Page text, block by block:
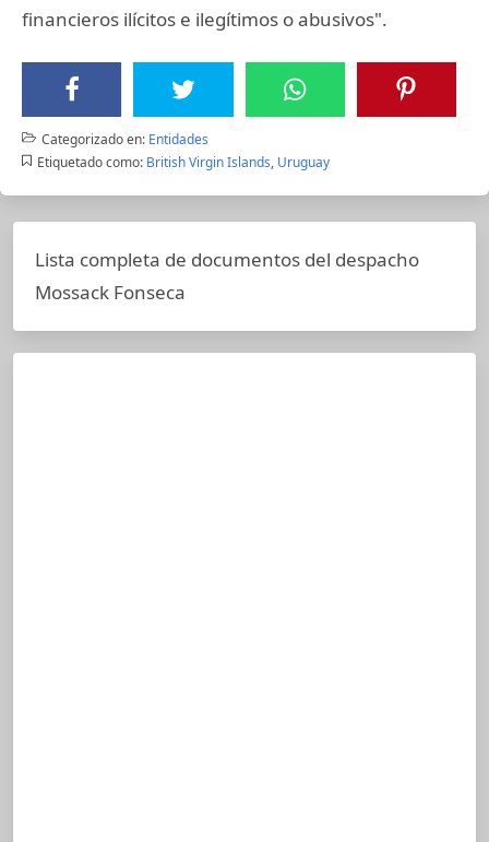
financieros ilícitos e ilegítimos o abusivos".
Categorizado en: Entidades
Etiquetado como: British Virgin Islands, Uruguay
Lista completa de documentos del despacho
Mossack Fonseca